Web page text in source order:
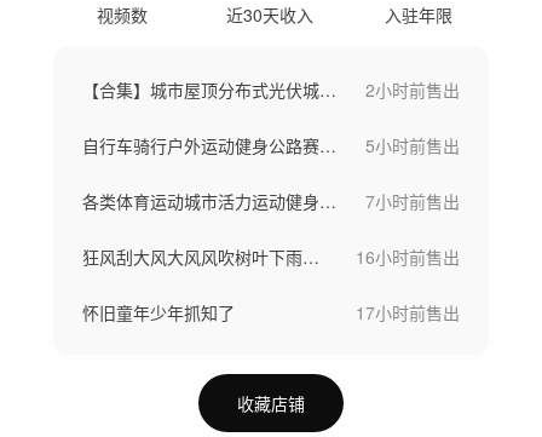
视频数 近30天收入 入驻年限
【合集】城市屋顶分布式光伏城市太阳能板 2小时前售出
自行车骑行户外运动健身公路赛车航拍骑行 5小时前售出
各类体育运动城市活力运动健身跑步瑜伽足球 7小时前售出
狂风刮大风大风风吹树叶下雨天刮风下雨 16小时前售出
怀旧童年少年抓知了 17小时前售出
收藏店铺